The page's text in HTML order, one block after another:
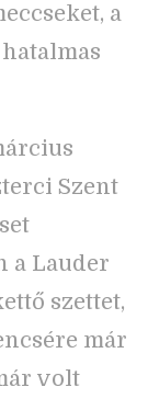
a
Szent
a Lauder
szettet,
már
volt